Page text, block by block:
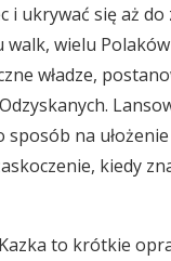
i ukrywać się aż
walk, wielu
władze,
na
kiedy
to krótkie